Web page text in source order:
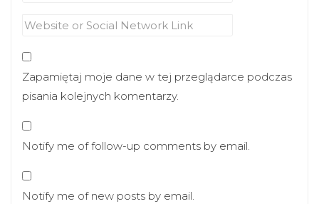
Zapamiętaj moje dane w tej przeglądarce podczas
pisania kolejnych komentarzy.
Notify me of follow-up comments by email.
Notify me of new posts by email.